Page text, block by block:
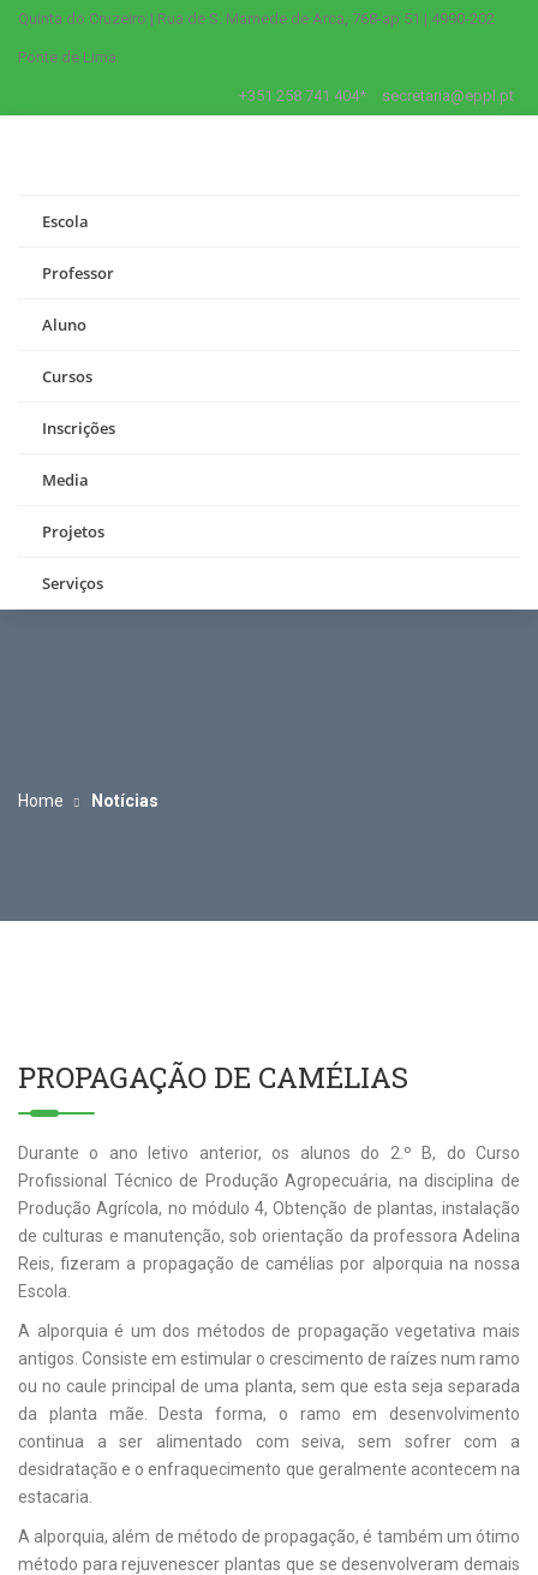
Quinta do Cruzeiro | Rua de S. Mamede de Arca, 768-ap 51 | 4990-202
Ponte de Lima
+351 258 741 404* secretaria@eppl.pt
Escola
Professor
Aluno
Cursos
Inscrições
Media
Projetos
Serviços
Home Notícias
PROPAGAÇÃO DE CAMÉLIAS
Durante o ano letivo anterior, os alunos do 2.º B, do Curso
Profissional Técnico de Produção Agropecuária, na disciplina de
Produção Agrícola, no módulo 4, Obtenção de plantas, instalação
de culturas e manutenção, sob orientação da professora Adelina
Reis, fizeram a propagação de camélias por alporquia na nossa
Escola.
A alporquia é um dos métodos de propagação vegetativa mais
antigos. Consiste em estimular o crescimento de raízes num ramo
ou no caule principal de uma planta, sem que esta seja separada
da planta mãe. Desta forma, o ramo em desenvolvimento
continua a ser alimentado com seiva, sem sofrer com a
desidratação e o enfraquecimento que geralmente acontecem na
estacaria.
A alporquia, além de método de propagação, é também um ótimo
método para rejuvenescer plantas que se desenvolveram demais